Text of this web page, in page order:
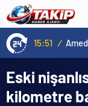
İstanbul engelini
Eski
kilometre